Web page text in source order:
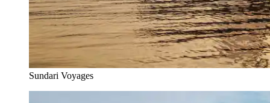
Sundari Voyages